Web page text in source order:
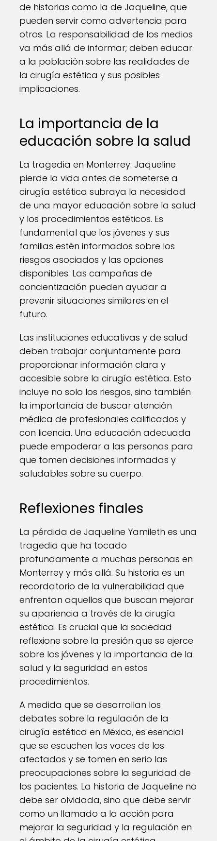
de historias como la de Jaqueline, que
pueden servir como advertencia para
otros. La responsabilidad de los medios
va más allá de informar; deben educar
a la población sobre las realidades de
la cirugía estética y sus posibles
implicaciones.
La importancia de la
educación sobre la salud
La tragedia en Monterrey: Jaqueline
pierde la vida antes de someterse a
cirugía estética subraya la necesidad
de una mayor educación sobre la salud
y los procedimientos estéticos. Es
fundamental que los jóvenes y sus
familias estén informados sobre los
riesgos asociados y las opciones
disponibles. Las campañas de
concientización pueden ayudar a
prevenir situaciones similares en el
futuro.
Las instituciones educativas y de salud
deben trabajar conjuntamente para
proporcionar información clara y
accesible sobre la cirugía estética. Esto
incluye no solo los riesgos, sino también
la importancia de buscar atención
médica de profesionales calificados y
con licencia. Una educación adecuada
puede empoderar a las personas para
que tomen decisiones informadas y
saludables sobre su cuerpo.
Reflexiones finales
La pérdida de Jaqueline Yamileth es una
tragedia que ha tocado
profundamente a muchas personas en
Monterrey y más allá. Su historia es un
recordatorio de la vulnerabilidad que
enfrentan aquellos que buscan mejorar
su apariencia a través de la cirugía
estética. Es crucial que la sociedad
reflexione sobre la presión que se ejerce
sobre los jóvenes y la importancia de la
salud y la seguridad en estos
procedimientos.
A medida que se desarrollan los
debates sobre la regulación de la
cirugía estética en México, es esencial
que se escuchen las voces de los
afectados y se tomen en serio las
preocupaciones sobre la seguridad de
los pacientes. La historia de Jaqueline no
debe ser olvidada, sino que debe servir
como un llamado a la acción para
mejorar la seguridad y la regulación en